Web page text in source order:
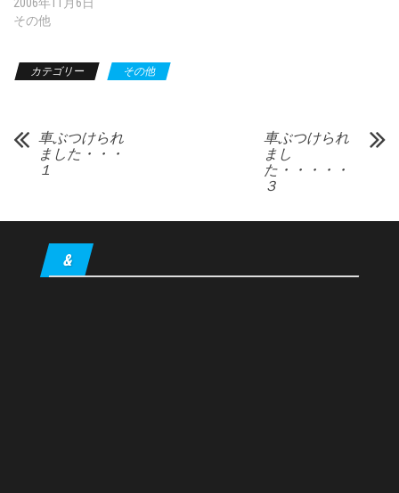
その他
カテゴリー その他
車ぶつけられ
ました・・・
１
車ぶつけられ
まし
た・・・・・
３
&